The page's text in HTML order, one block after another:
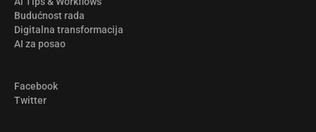
Budućnost rada
Digitalna transformacija
AI za posao
Facebook
Twitter